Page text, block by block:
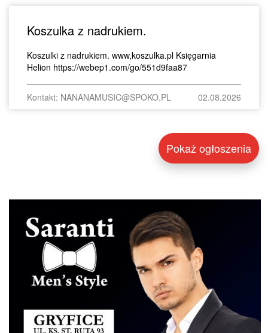
Koszulka z nadrukiem.
Koszulki z nadrukiem. www,koszulka.pl Księgarnia
Helion https://webep1.com/go/551d9faa87
Kontakt: NANANAMUSIC@SPOKO.PL 02.08.2026
Pokaż ogłoszenia